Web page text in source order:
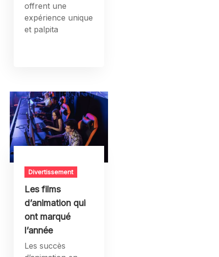
offrent une
expérience unique
et palpita
Divertissement
Les films
d’animation qui
ont marqué
l’année
Les succès